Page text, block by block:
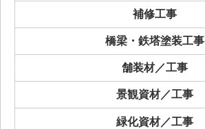
補修工事
橋梁・鉄塔塗装工事
舗装材／工事
景観資材／工事
緑化資材／工事